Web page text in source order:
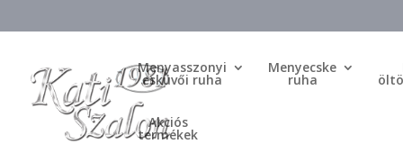
Menyasszonyi
esküvői ruha
Menyecske
ruha
Akciós
termékek